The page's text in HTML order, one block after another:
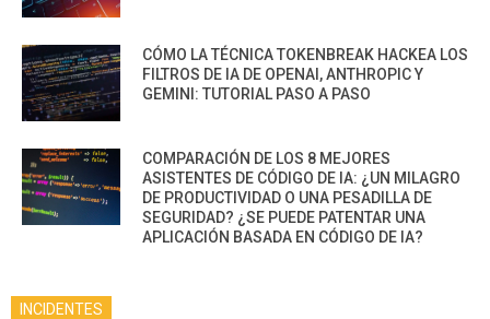
CÓMO LA TÉCNICA TOKENBREAK HACKEA LOS
FILTROS DE IA DE OPENAI, ANTHROPIC Y
GEMINI: TUTORIAL PASO A PASO
COMPARACIÓN DE LOS 8 MEJORES
ASISTENTES DE CÓDIGO DE IA: ¿UN MILAGRO
DE PRODUCTIVIDAD O UNA PESADILLA DE
SEGURIDAD? ¿SE PUEDE PATENTAR UNA
APLICACIÓN BASADA EN CÓDIGO DE IA?
INCIDENTES